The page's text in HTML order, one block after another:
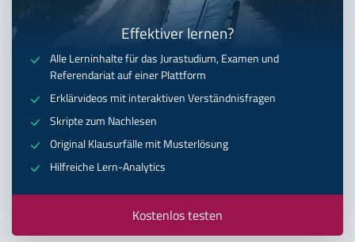
Effektiver lernen?
Alle Lerninhalte für das Jurastudium, Examen und
Referendariat auf einer Plattform
Erklärvideos mit interaktiven Verständnisfragen
Skripte zum Nachlesen
Original Klausurfälle mit Musterlösung
Hilfreiche Lern-Analytics
Kostenlos testen